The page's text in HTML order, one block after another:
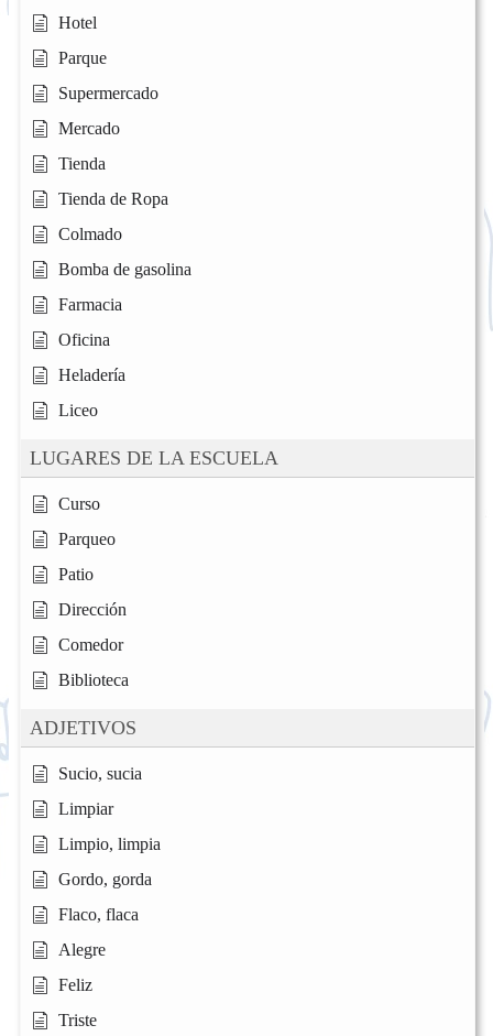
Hotel
Parque
Supermercado
Mercado
Tienda
Tienda de Ropa
Colmado
Bomba de gasolina
Farmacia
Oficina
Heladería
Liceo
LUGARES DE LA ESCUELA
Curso
Parqueo
Patio
Dirección
Comedor
Biblioteca
ADJETIVOS
Sucio, sucia
Limpiar
Limpio, limpia
Gordo, gorda
Flaco, flaca
Alegre
Feliz
Triste